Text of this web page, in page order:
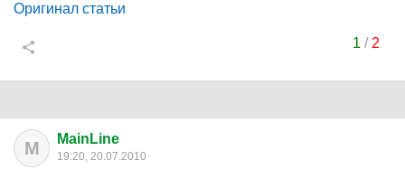
Оригинал статьи
1 / 2
M MainLine
19:20, 20.07.2010